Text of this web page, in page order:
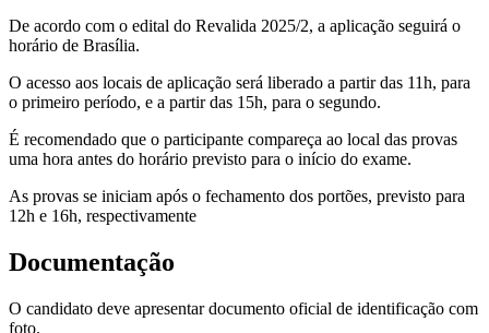
De acordo com o edital do Revalida 2025/2, a aplicação seguirá o
horário de Brasília.
O acesso aos locais de aplicação será liberado a partir das 11h, para
o primeiro período, e a partir das 15h, para o segundo.
É recomendado que o participante compareça ao local das provas
uma hora antes do horário previsto para o início do exame.
As provas se iniciam após o fechamento dos portões, previsto para
12h e 16h, respectivamente
Documentação
O candidato deve apresentar documento oficial de identificação com
foto.